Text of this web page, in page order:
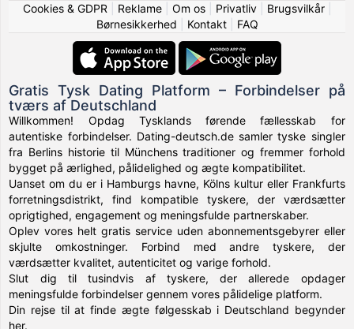
Cookies & GDPR
Reklame| Om os| Privatliv| Brugsvilkår|
Børnesikkerhed
Kontakt| FAQ
Gratis Tysk Dating Platform – Forbindelser på
tværs af Deutschland
Willkommen! Opdag Tysklands førende fællesskab for
autentiske forbindelser. Dating-deutsch.de samler tyske singler
fra Berlins historie til Münchens traditioner og fremmer forhold
bygget på ærlighed, pålidelighed og ægte kompatibilitet.
Uanset om du er i Hamburgs havne, Kölns kultur eller Frankfurts
forretningsdistrikt, find kompatible tyskere, der værdsætter
oprigtighed, engagement og meningsfulde partnerskaber.
Oplev vores helt gratis service uden abonnementsgebyrer eller
skjulte omkostninger. Forbind med andre tyskere, der
værdsætter kvalitet, autenticitet og varige forhold.
Slut dig til tusindvis af tyskere, der allerede opdager
meningsfulde forbindelser gennem vores pålidelige platform.
Din rejse til at finde ægte følgesskab i Deutschland begynder
her.